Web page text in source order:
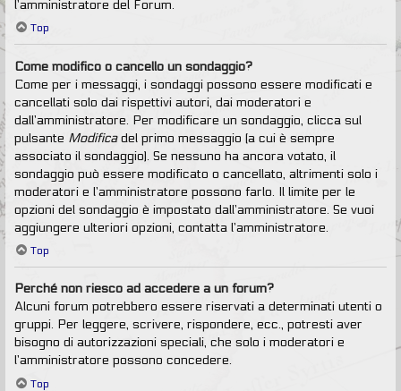
l’amministratore del Forum.
Top
Come modifico o cancello un sondaggio?
Come per i messaggi, i sondaggi possono essere modificati e
cancellati solo dai rispettivi autori, dai moderatori e
dall’amministratore. Per modificare un sondaggio, clicca sul
pulsante Modificadel primo messaggio (a cui è sempre
associato il sondaggio). Se nessuno ha ancora votato, il
sondaggio può essere modificato o cancellato, altrimenti solo i
moderatori e l’amministratore possono farlo. Il limite per le
opzioni del sondaggio è impostato dall’amministratore. Se vuoi
aggiungere ulteriori opzioni, contatta l’amministratore.
Top
Perché non riesco ad accedere a un forum?
Alcuni forum potrebbero essere riservati a determinati utenti o
gruppi. Per leggere, scrivere, rispondere, ecc., potresti aver
bisogno di autorizzazioni speciali, che solo i moderatori e
l’amministratore possono concedere.
Top